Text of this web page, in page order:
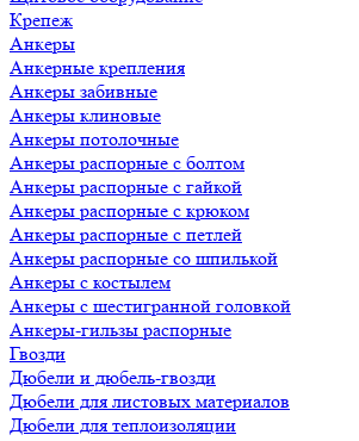
Крепеж
Анкеры
Анкерные крепления
Анкеры забивные
Анкеры клиновые
Анкеры потолочные
Анкеры распорные с болтом
Анкеры распорные с гайкой
Анкеры распорные с крюком
Анкеры распорные с петлей
Анкеры распорные со шпилькой
Анкеры с костылем
Анкеры с шестигранной головкой
Анкеры-гильзы распорные
Гвозди
Дюбели и дюбель-гвозди
Дюбели для листовых материалов
Дюбели для теплоизоляции